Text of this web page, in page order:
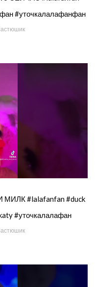
#уточкалалафанфан
#lalafanfan #duck
#уточкалалафан